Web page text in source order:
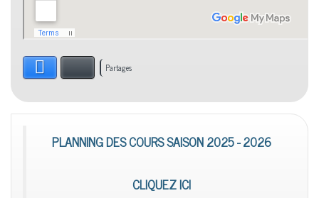
Facebook BlueskyPartages
PLANNING DES COURS SAISON 2025 - 2026
CLIQUEZ ICI